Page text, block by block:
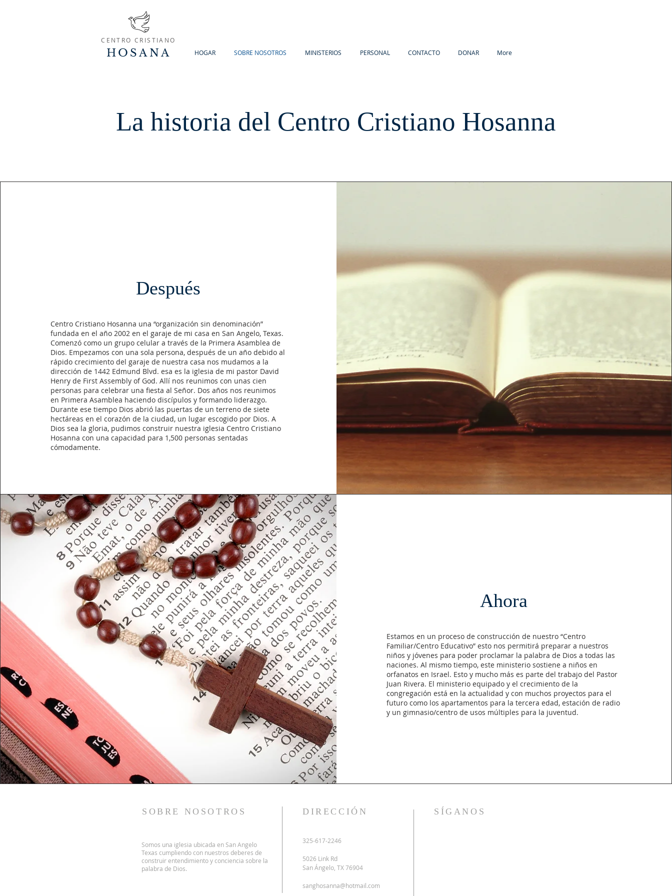
CENTRO CRISTIANO
HOSANA HOGAR SOBRE NOSOTROS MINISTERIOS PERSONAL CONTACTO DONAR More
La historia del Centro Cristiano Hosanna
Después
Centro Cristiano Hosanna una “organización sin denominación”
fundada en el año 2002 en el garaje de mi casa en San Angelo, Texas.
Comenzó como un grupo celular a través de la Primera Asamblea de
Dios. Empezamos con una sola persona, después de un año debido al
rápido crecimiento del garaje de nuestra casa nos mudamos a la
dirección de 1442 Edmund Blvd. esa es la iglesia de mi pastor David
Henry de First Assembly of God. Allí nos reunimos con unas cien
personas para celebrar una fiesta al Señor. Dos años nos reunimos
en Primera Asamblea haciendo discípulos y formando liderazgo.
Durante ese tiempo Dios abrió las puertas de un terreno de siete
hectáreas en el corazón de la ciudad, un lugar escogido por Dios. A
Dios sea la gloria, pudimos construir nuestra iglesia Centro Cristiano
Hosanna con una capacidad para 1,500 personas sentadas
cómodamente.
Ahora
Estamos en un proceso de construcción de nuestro “Centro
Familiar/Centro Educativo” esto nos permitirá preparar a nuestros
niños y jóvenes para poder proclamar la palabra de Dios a todas las
naciones. Al mismo tiempo, este ministerio sostiene a niños en
orfanatos en Israel. Esto y mucho más es parte del trabajo del Pastor
Juan Rivera. El ministerio equipado y el crecimiento de la
congregación está en la actualidad y con muchos proyectos para el
futuro como los apartamentos para la tercera edad, estación de radio
y un gimnasio/centro de usos múltiples para la juventud.
SOBRE NOSOTROS
Somos una iglesia ubicada en San Angelo
Texas cumpliendo con nuestros deberes de
construir entendimiento y conciencia sobre la
palabra de Dios.
DIRECCIÓN
325-617-2246
5026 Link Rd
San Ángelo, TX 76904
sanghosanna@hotmail.com
SÍGANOS